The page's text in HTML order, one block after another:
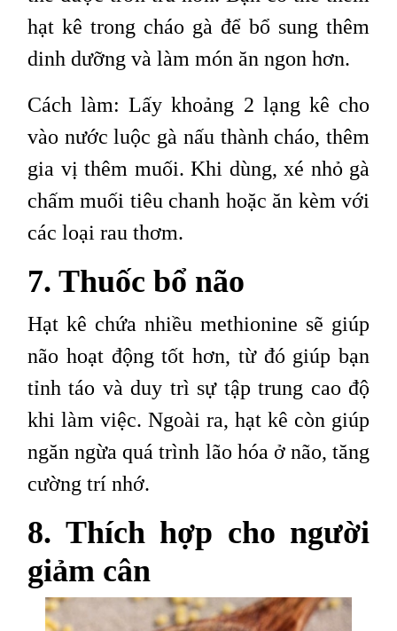
hạt kê trong cháo gà để bổ sung thêm
dinh dưỡng và làm món ăn ngon hơn.
Cách làm: Lấy khoảng 2 lạng kê cho
vào nước luộc gà nấu thành cháo, thêm
gia vị thêm muối. Khi dùng, xé nhỏ gà
chấm muối tiêu chanh hoặc ăn kèm với
các loại rau thơm.
7. Thuốc bổ não
Hạt kê chứa nhiều methionine sẽ giúp
não hoạt động tốt hơn, từ đó giúp bạn
tỉnh táo và duy trì sự tập trung cao độ
khi làm việc. Ngoài ra, hạt kê còn giúp
ngăn ngừa quá trình lão hóa ở não, tăng
cường trí nhớ.
8. Thích hợp cho người
giảm cân